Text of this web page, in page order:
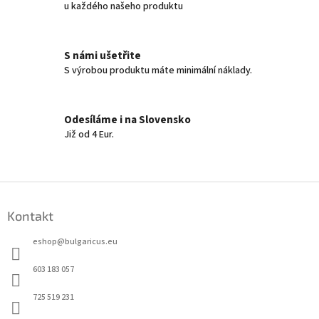
r
ý
s
u
u každého našeho produktu
S námi ušetřite
S výrobou produktu máte minimální náklady.
Odesíláme i na Slovensko
Již od 4 Eur.
Kontakt
eshop@bulgaricus.eu
603 183 057
725 519 231